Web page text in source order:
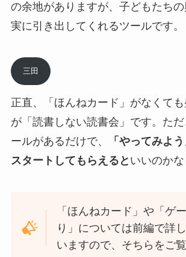
の余地がありますが、子どもたち
実に引き出してくれるツールです。
三田
正直、「ほんねカード」がなくて
が「読書しない読書会」です。た
ールがあるだけで、
「やってみよ
スタートしてもらえると いいのかな
「ほんねカード」や「ゲ
り」については前編で詳
いますので、そちらをご覧